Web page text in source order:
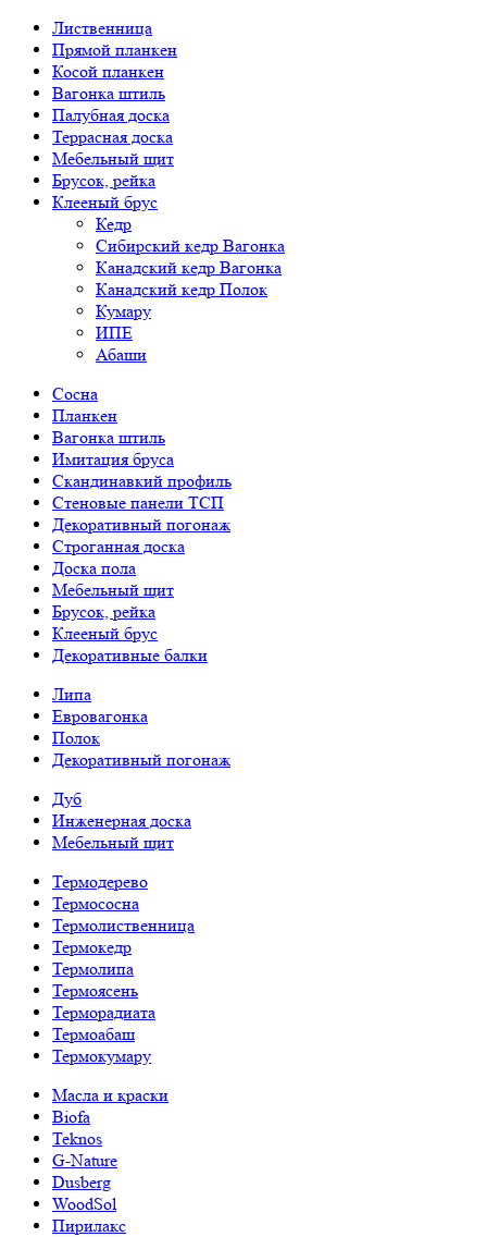
Лиственница
Прямой планкен
Косой планкен
Вагонка штиль
Палубная доска
Террасная доска
Мебельный щит
Брусок, рейка
Клееный брус
Кедр
Сибирский кедр Вагонка
Канадский кедр Вагонка
Канадский кедр Полок
Кумару
ИПЕ
Абаши
Сосна
Планкен
Вагонка штиль
Имитация бруса
Скандинавкий профиль
Стеновые панели ТСП
Декоративный погонаж
Строганная доска
Доска пола
Мебельный щит
Брусок, рейка
Клееный брус
Декоративные балки
Липа
Евровагонка
Полок
Декоративный погонаж
Дуб
Инженерная доска
Мебельный щит
Термодерево
Термососна
Термолиственница
Термокедр
Термолипа
Термоясень
Терморадиата
Термоабаш
Термокумару
Масла и краски
Biofa
Teknos
G-Nature
Dusberg
WoodSol
Пирилакс